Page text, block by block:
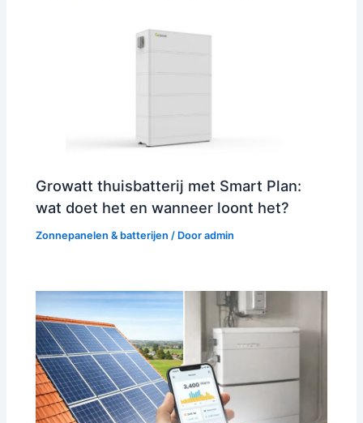
Growatt thuisbatterij met Smart Plan:
wat doet het en wanneer loont het?
Zonnepanelen & batterijen / Dooradmin